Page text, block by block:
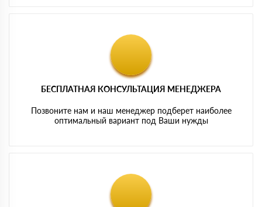
БЕСПЛАТНАЯ КОНСУЛЬТАЦИЯ МЕНЕДЖЕРА
Позвоните нам и наш менеджер подберет наиболее
оптимальный вариант под Ваши нужды